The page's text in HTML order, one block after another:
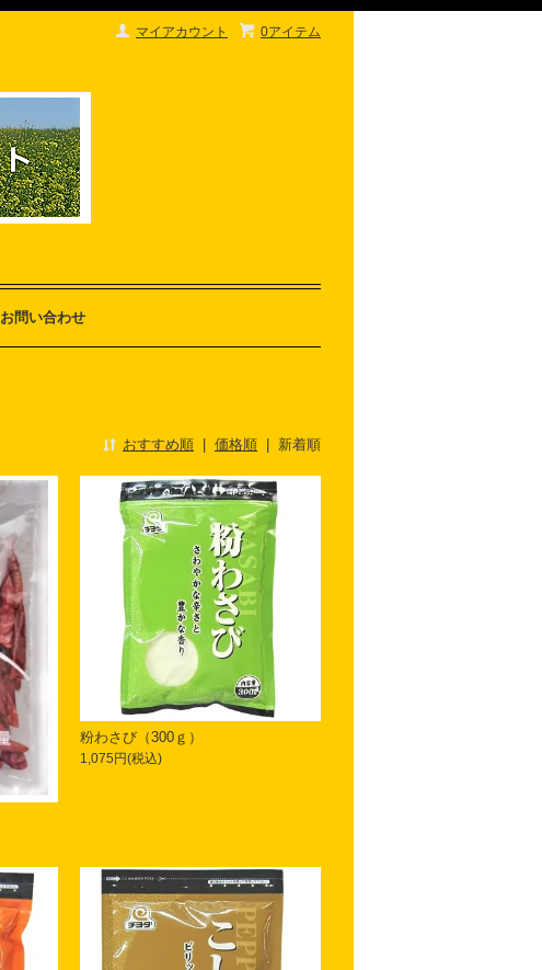
0アイテム
マイアカウント
お問い合わせ
おすすめ順 | 価格順 | 新着順
粉わさび（300ｇ）
1,075円(税込)